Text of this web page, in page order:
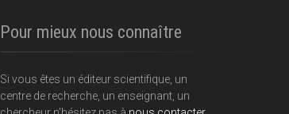
Pour mieux nous connaître
Si vous êtes un éditeur scientifique, un
centre de recherche, un enseignant, un